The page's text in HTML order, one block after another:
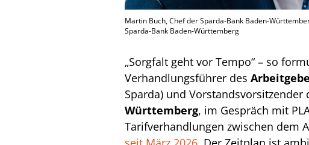
Martin Buch, Chef der Sparda-Bank Baden-
Sparda-Bank Baden-Württemberg
„Sorgfalt geht vor Tempo“ – so
Verhandlungsführer des
Sparda) und Vorstandsvorsitzender
Württemberg, im Gespräch mit
Tarifverhandlungen zwischen dem